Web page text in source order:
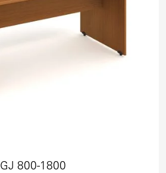
GJ 800-1800